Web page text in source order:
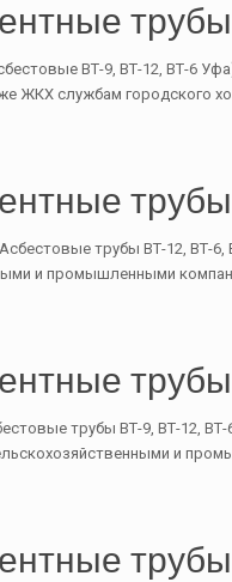
ВТ-9, ВТ-12, ВТ-6
ЖКХ службам городского
трубы ВТ-12, ВТ-
и промышленными
трубы ВТ-9, ВТ-12,
и